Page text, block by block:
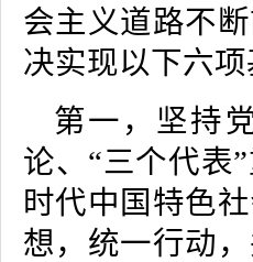
会主义道路不
决实现以下六项
第一，坚持
论、“三个代表
时代中国特色
想，统一行动